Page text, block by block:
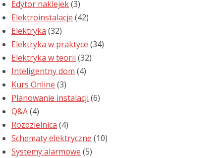
Edytor naklejek(3)
Elektroinstalacje (42)
Elektryka (32)
Elektryka w praktyce (34)
Elektryka w teorii (32)
Inteligentny dom (4)
Kurs Online (3)
Planowanie instalacji (6)
Q&A(4)
Rozdzielnica (4)
Schematy elektryczne (10)
Systemy alarmowe (5)